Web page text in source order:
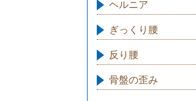
ヘルニア
ぎっくり腰
反り腰
骨盤の歪み